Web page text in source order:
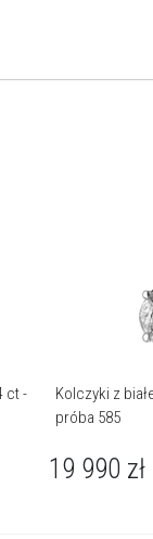
ct -
Kolczyki z
próba 585
19 990 zł